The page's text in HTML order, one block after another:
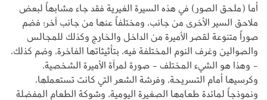
أما (ملحق الصور) في هذه السيرة الغيرية فقد جاء مشابهاً لبعض
ملاحق السير الأخرى من جانب، ومختلفاً عنها من جانب آخر؛ فضم
صوراً متنوعة لقصر الأميرة من الداخل والخارج وكذلك للمجالس
والصوالين وغرف النوم المختلفة فيه، بتأثيثاتها الفاخرة، وضم كذلك،
- وهذا هو الشيء المختلف - صورة لمرآة الأميرة الشخصية،
وكرسيها أمام التسريحة، وفرشة الشعر التي كانت تستعملها،
ونموذجاً لمائدة طعامها الصغيرة اليومية، وشوكة الطعام المفضلة